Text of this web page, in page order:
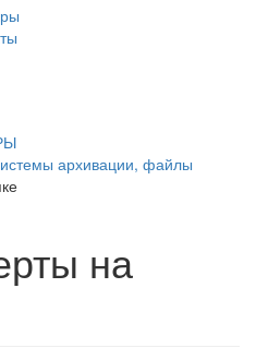
архивации, файлы
на